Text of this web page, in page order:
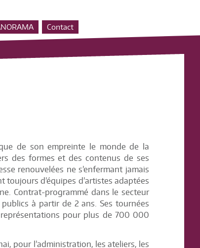
Contact
de son empreinte le monde de la
des formes et des contenus de ses
renouvelées ne s’enfermant jamais
d’équipes d’artistes adaptées
Contrat-programmé dans le secteur
à partir de 2 ans. Ses tournées
pour plus de 700 000
pour l’administration, les ateliers, les